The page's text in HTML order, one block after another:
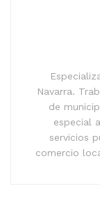
Navarra.
de
especial
servicios
comercio